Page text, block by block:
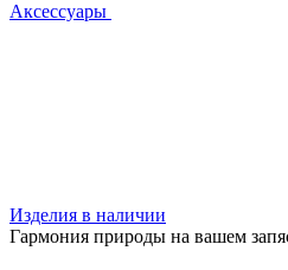
Аксессуары
Изделия в наличии
Гармония природы на вашем